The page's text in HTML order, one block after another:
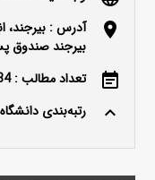
location_on
آدرس : بیرجند،
بیرجند صندوق پستی:
event_note تعداد مطالب : 3684
keyboard_arrow_up رتبه‌بندی